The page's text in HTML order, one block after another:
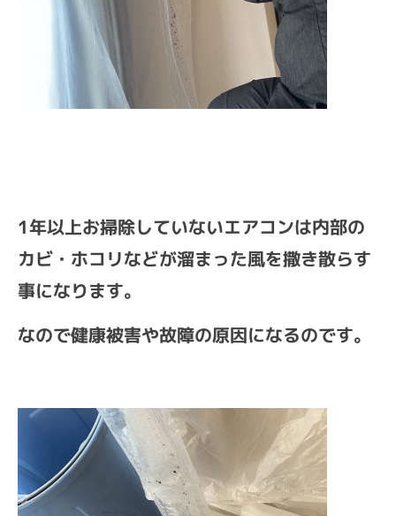
1年以上お掃除していないエアコンは内部の
カビ・ホコリなどが溜まった風を撒き散らす
事になります。
なので健康被害や故障の原因になるのです。